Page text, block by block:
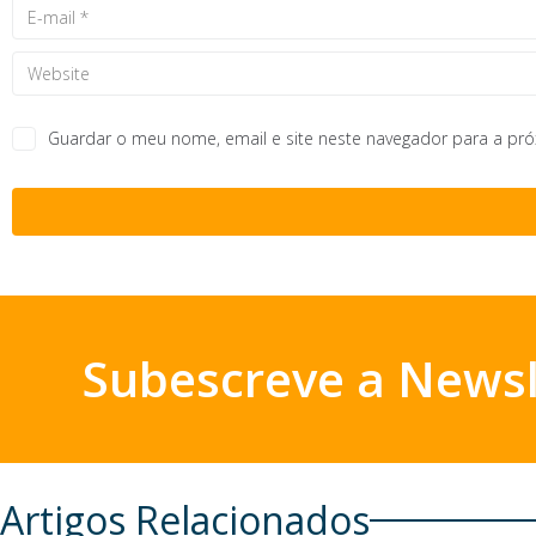
Guardar o meu nome, email e site neste navegador para a
Subescreve a
Artigos Relacionados